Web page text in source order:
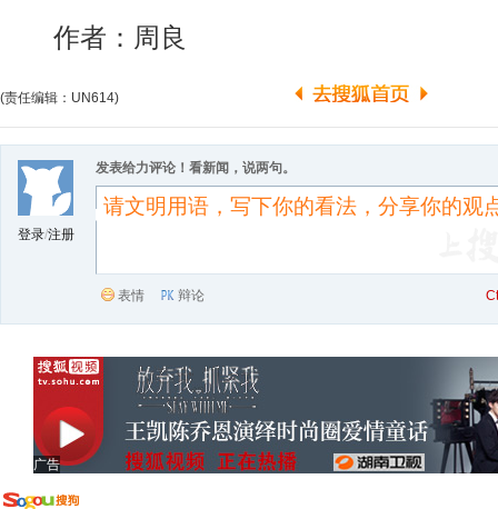
作者：周良
(责任编辑：UN614)
登录/注册
发表给力评论！看新闻，说两句。
表情 辩论
广告